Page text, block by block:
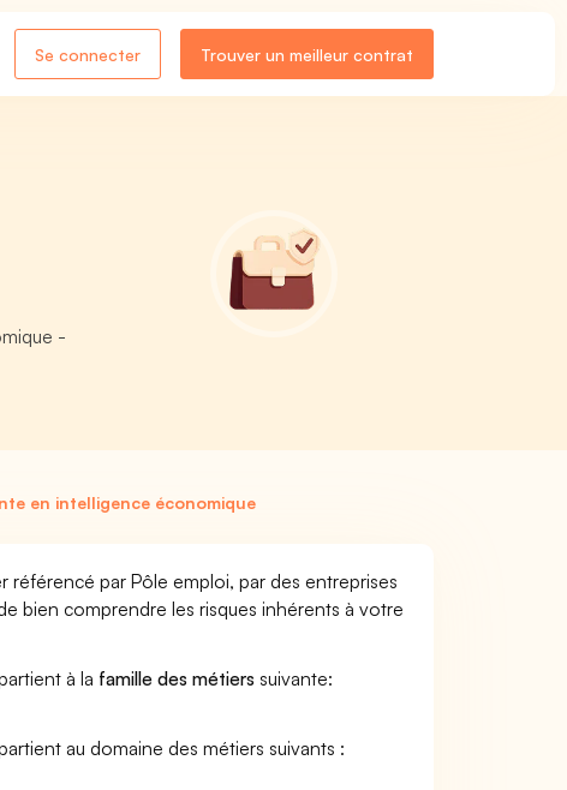
Se connecter Trouver un meilleur contrat
-
en intelligence économique
par Pôle emploi, par des entreprises
bien comprendre les risques inhérents à votre
à la famille des métiers suivante:
au domaine des métiers suivants :